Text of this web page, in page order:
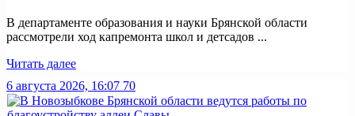
В департаменте образования и науки Брянской области
рассмотрели ход капремонта школ и детсадов ...
Читать далее
6 августа 2026, 16:07 70